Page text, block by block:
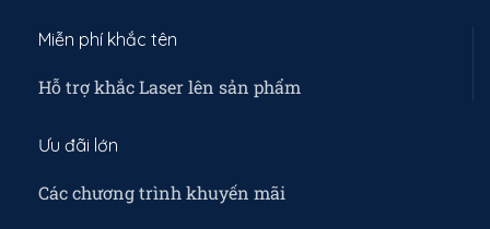
Miễn phí khắc tên
Hỗ trợ khắc Laser lên sản phẩm
Ưu đãi lớn
Các chương trình khuyến mãi